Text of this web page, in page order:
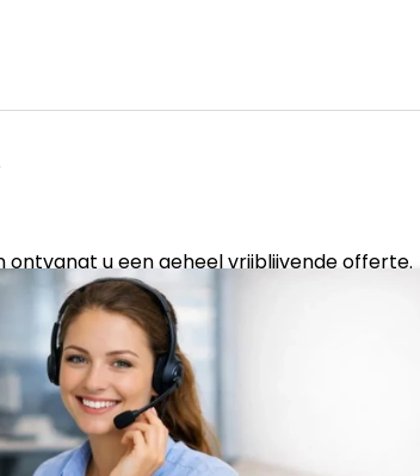
u een geheel vrijblijvende offerte.